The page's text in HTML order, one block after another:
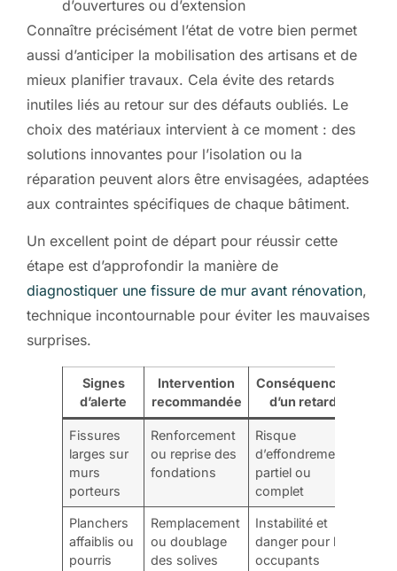
d’ouvertures ou d’extension
Connaître précisément l’état de votre bien permet
aussi d’anticiper la mobilisation des artisans et de
mieux planifier travaux. Cela évite des retards
inutiles liés au retour sur des défauts oubliés. Le
choix des matériaux intervient à ce moment : des
solutions innovantes pour l’isolation ou la
réparation peuvent alors être envisagées, adaptées
aux contraintes spécifiques de chaque bâtiment.
Un excellent point de départ pour réussir cette
étape est d’approfondir la manière de
diagnostiquer une fissure de mur avant rénovation,
technique incontournable pour éviter les mauvaises
surprises.
Signes
d’alerte
Intervention
recommandée
Conséquences
d’un retard
Fissures
larges sur
murs
porteurs
Renforcement
ou reprise des
fondations
Risque
d’effondrement
partiel ou
complet
Planchers
affaiblis ou
pourris
Remplacement
ou doublage
des solives
Instabilité et
danger pour les
occupants